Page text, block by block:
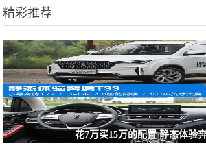
精彩推荐
花7万买15万的配置 静态体验